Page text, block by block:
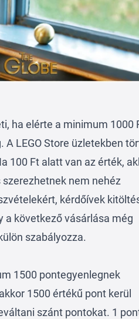
ha elérte a minimum 1000
LEGO Store üzletekben
100 Ft alatt van az érték,
nem nehéz
kérdőívek
a következő vásárlása még
szabályozza.
1500 pontegyenlegnek
1500 értékű pont kerül
szánt pontokat. 1